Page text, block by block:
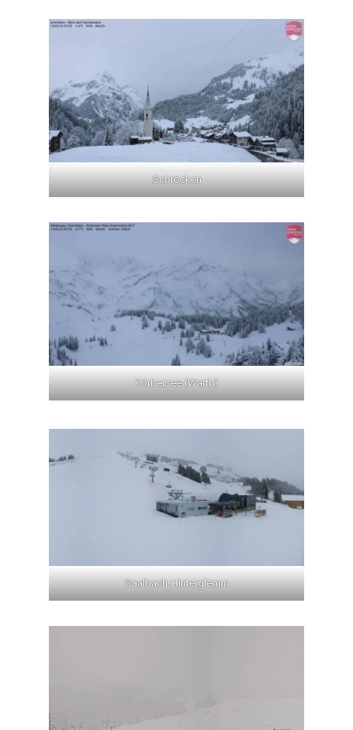
Schröcken
Körbersee (Warth)
Saalbach-Hinterglemm